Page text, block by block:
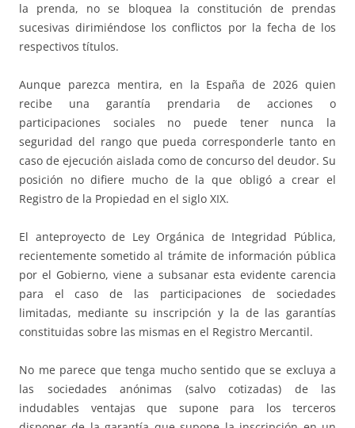
la prenda, no se bloquea la constitución de prendas
sucesivas dirimiéndose los conflictos por la fecha de los
respectivos títulos.
Aunque parezca mentira, en la España de 2026 quien
recibe una garantía prendaria de acciones o
participaciones sociales no puede tener nunca la
seguridad del rango que pueda corresponderle tanto en
caso de ejecución aislada como de concurso del deudor. Su
posición no difiere mucho de la que obligó a crear el
Registro de la Propiedad en el siglo XIX.
El anteproyecto de Ley Orgánica de Integridad Pública,
recientemente sometido al trámite de información pública
por el Gobierno, viene a subsanar esta evidente carencia
para el caso de las participaciones de sociedades
limitadas, mediante su inscripción y la de las garantías
constituidas sobre las mismas en el Registro Mercantil.
No me parece que tenga mucho sentido que se excluya a
las sociedades anónimas (salvo cotizadas) de las
indudables ventajas que supone para los terceros